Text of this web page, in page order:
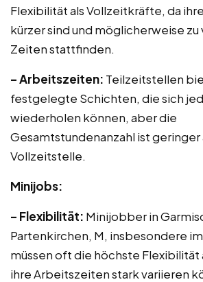
Flexibilität als Vollzeitkräfte, da
kürzer sind und möglicherweise
Zeiten stattfinden.
– Arbeitszeiten: Teilzeitstellen
festgelegte Schichten, die sich
wiederholen können, aber die
Gesamtstundenanzahl ist geringer
Vollzeitstelle.
Minijobs:
– Flexibilität: Minijobber in
Partenkirchen, M, insbesondere
müssen oft die höchste Flexibilität
ihre Arbeitszeiten stark variieren